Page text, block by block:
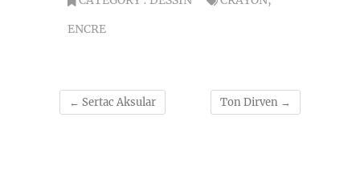
ENCRE
← Sertac Aksular Ton Dirven →